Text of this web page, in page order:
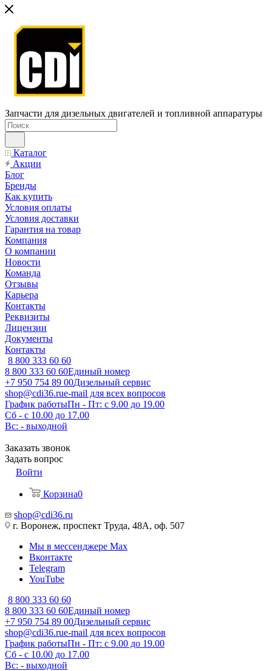
Запчасти для дизельных двигателей и топливной аппаратуры
Каталог
Акции
Блог
Бренды
Как купить
Условия оплаты
Условия доставки
Гарантия на товар
Компания
О компании
Новости
Команда
Отзывы
Карьера
Контакты
Реквизиты
Лицензии
Документы
Контакты
8 800 333 60 60
8 800 333 60 60Единый номер
+7 950 754 89 00Дизельный сервис
shop@cdi36.rue-mail для всех вопросов
График работыПн - Пт: с 9.00 до 19.00
Сб - с 10.00 до 17.00
Вс: - выходной
Заказать звонок
Задать вопрос
Войти
Корзина0
shop@cdi36.ru
г. Воронеж, проспект Труда, 48А, оф. 507
Мы в мессенджере Max
Вконтакте
Telegram
YouTube
8 800 333 60 60
8 800 333 60 60Единый номер
+7 950 754 89 00Дизельный сервис
shop@cdi36.rue-mail для всех вопросов
График работыПн - Пт: с 9.00 до 19.00
Сб - с 10.00 до 17.00
Вс: - выходной